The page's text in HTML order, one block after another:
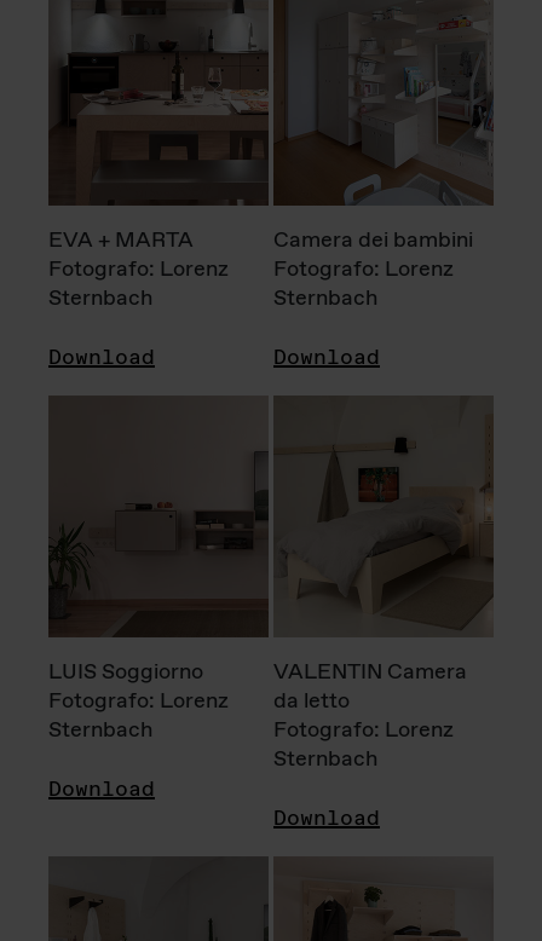
EVA + MARTA
Fotografo: Lorenz
Sternbach
Download
Camera dei bambini
Fotografo: Lorenz
Sternbach
Download
LUIS Soggiorno
Fotografo: Lorenz
Sternbach
Download
VALENTIN Camera
da letto
Fotografo: Lorenz
Sternbach
Download